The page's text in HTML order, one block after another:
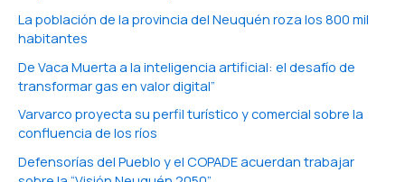
La población de la provincia del Neuquén roza los 800 mil
habitantes
De Vaca Muerta a la inteligencia artificial: el desafío de
transformar gas en valor digital”
Varvarco proyecta su perfil turístico y comercial sobre la
confluencia de los ríos
Defensorías del Pueblo y el COPADE acuerdan trabajar